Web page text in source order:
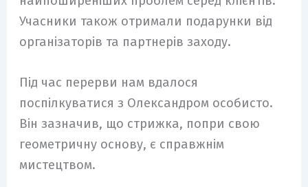
Учасники також отримали подарунки від
організаторів та партнерів заходу.
Під час перерви нам вдалося
поспілкуватися з Олександром особисто.
Він зазначив, що стрижка, попри свою
геометричну основу, є справжнім
мистецтвом.